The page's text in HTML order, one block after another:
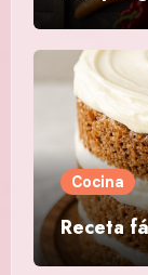
Cocina
Receta